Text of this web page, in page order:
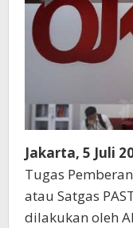
Jakarta, 5 Juli
Tugas
atau Satgas
dilakukan oleh